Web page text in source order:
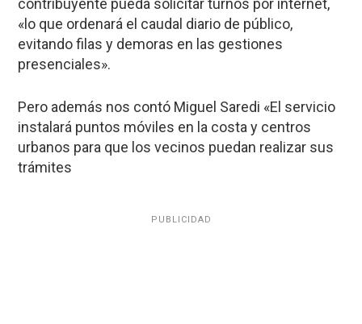
«lo que ordenará el caudal diario de público,
evitando filas y demoras en las gestiones
presenciales».
Pero además nos contó Miguel Saredi «El servicio
instalará puntos móviles en la costa y centros
urbanos para que los vecinos puedan realizar sus
trámites
PUBLICIDAD